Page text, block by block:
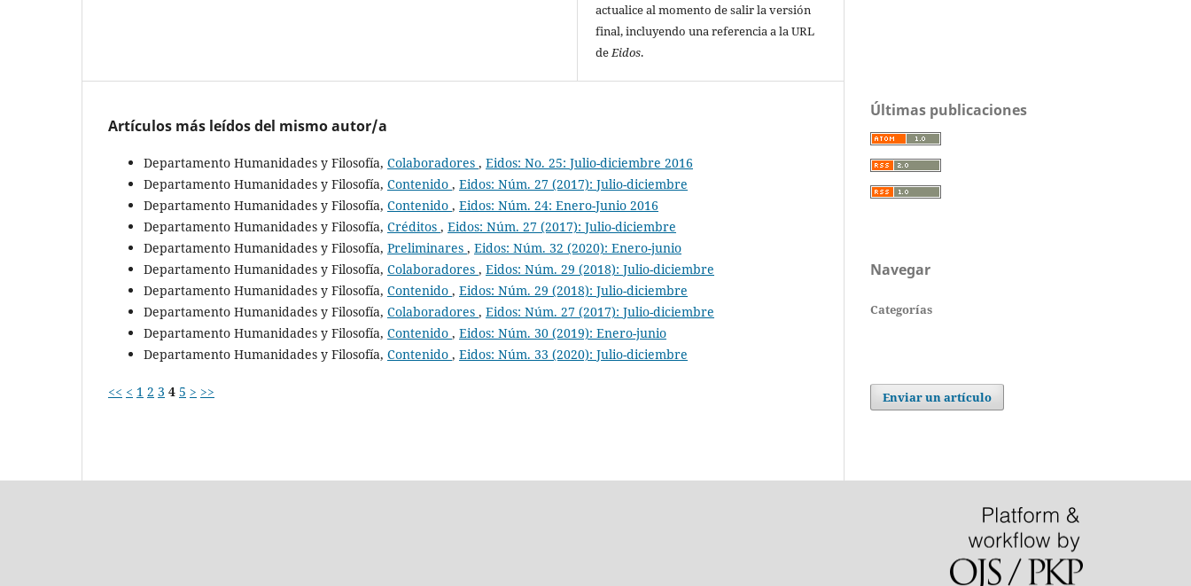
actualice al momento de salir la versión
final, incluyendo una referencia a la URL
deEidos.
Artículos más leídos del mismo autor/a
Departamento Humanidades y Filosofía, Colaboradores , Eidos: No. 25: Julio-diciembre 2016
Departamento Humanidades y Filosofía, Contenido , Eidos: Núm. 27 (2017): Julio-diciembre
Departamento Humanidades y Filosofía, Contenido , Eidos: Núm. 24: Enero-Junio 2016
Departamento Humanidades y Filosofía, Créditos , Eidos: Núm. 27 (2017): Julio-diciembre
Departamento Humanidades y Filosofía, Preliminares , Eidos: Núm. 32 (2020): Enero-junio
Departamento Humanidades y Filosofía, Colaboradores , Eidos: Núm. 29 (2018): Julio-diciembre
Departamento Humanidades y Filosofía, Contenido , Eidos: Núm. 29 (2018): Julio-diciembre
Departamento Humanidades y Filosofía, Colaboradores , Eidos: Núm. 27 (2017): Julio-diciembre
Departamento Humanidades y Filosofía, Contenido , Eidos: Núm. 30 (2019): Enero-junio
Departamento Humanidades y Filosofía, Contenido , Eidos: Núm. 33 (2020): Julio-diciembre
<< < 1 2 3 4 5 > >>
Últimas publicaciones
Navegar
Categorías
Enviar un artículo